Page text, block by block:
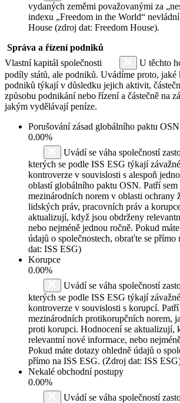
vydaných zeměmi považovanými za
indexu „Freedom in the World“
House (zdroj dat: Freedom House).
Správa a řízení podniků
Vlastní kapitál společnosti
U těchto
podíly států, ale podniků. Uvádíme proto, jaké
podniků týkají v důsledku jejich aktivit,
způsobu podnikání nebo řízení a částečně na
jakým vydělávají peníze.
Porušování zásad globálního paktu OSN
0.00%
Uvádí se váha společností
kterých se podle ISS ESG týkají
kontroverze v souvislosti s alespoň
oblastí globálního paktu OSN. Patří
mezinárodních norem v oblasti ochrany
lidských práv, pracovních práv a
aktualizují, když jsou obdrženy
nebo nejméně jednou ročně. Pokud
údajů o společnostech, obraťte se
dat: ISS ESG)
Korupce
0.00%
Uvádí se váha společností
kterých se podle ISS ESG týkají
kontroverze v souvislosti s korupcí.
mezinárodních protikorupčních norem,
proti korupci. Hodnocení se aktualizují,
relevantní nové informace, nebo
Pokud máte dotazy ohledně údajů o
přímo na ISS ESG. (Zdroj dat: ISS
Nekalé obchodní postupy
0.00%
Uvádí se váha společností